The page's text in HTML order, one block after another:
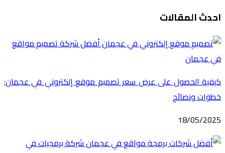
احدث المقالات
كيفية الحصول على عرض سعر تصميم موقع إلكتروني في عجمان:
خطوات ونصائح
18/05/2025